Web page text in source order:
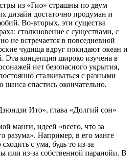
из «Гио» страшны по двум
дизайн достаточно продуман и
Во-вторых, эти существа
столкновение с существами, с
не встречается в повседневной
чудища вдруг покидают океан и
Эта концепция широко изучена в
нет безопасного укрытия,
сталкиваться с разными
шанса спастись окончательно.
Ито», глава «Долгий сон»
манги, идеей «всего, что за
разума». Например, в его манге
с ума, будь то из-за
или из-за собственной паранойи. В